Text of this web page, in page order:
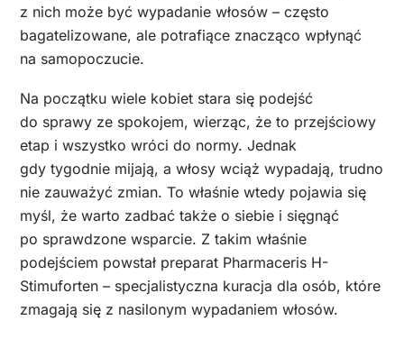
z nich może być wypadanie włosów – często
bagatelizowane, ale potrafiące znacząco wpłynąć
na samopoczucie.
Na początku wiele kobiet stara się podejść
do sprawy ze spokojem, wierząc, że to przejściowy
etap i wszystko wróci do normy. Jednak
gdy tygodnie mijają, a włosy wciąż wypadają, trudno
nie zauważyć zmian. To właśnie wtedy pojawia się
myśl, że warto zadbać także o siebie i sięgnąć
po sprawdzone wsparcie. Z takim właśnie
podejściem powstał preparat Pharmaceris H-
Stimuforten – specjalistyczna kuracja dla osób, które
zmagają się z nasilonym wypadaniem włosów.